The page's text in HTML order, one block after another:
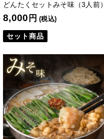
どんたくセットみそ味（3人前）
8,000 円 (税込)
セット商品